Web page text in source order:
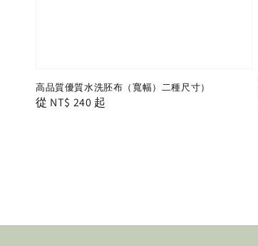
高品質優質水洗胚布（寬幅）二種尺寸）
Regular
從 NT$ 240 起